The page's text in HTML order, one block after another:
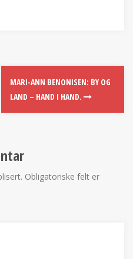
MARI-ANN BENONISEN: BY OG
LAND – HAND I HAND.
Obligatoriske felt er